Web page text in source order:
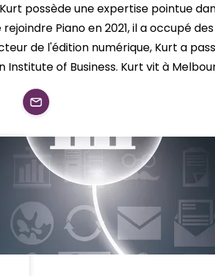
possède une expertise pointue
Piano en 2021, il a occupé
de l'édition numérique, Kurt a
of Business. Kurt vit à